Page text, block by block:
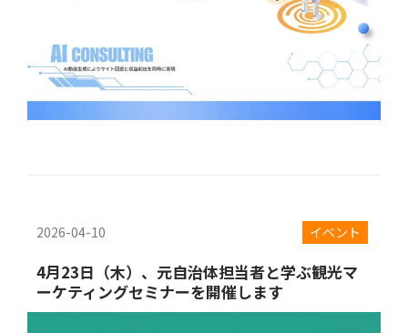
2026-04-10 イベント
4月23日（木）、元自治体担当者と学ぶ観光マ
ーケティングセミナーを開催します